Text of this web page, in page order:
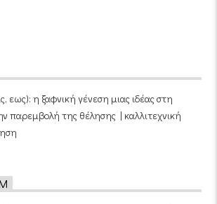
εως): η ξαφνική γένεση μιας ιδέας στη
παρεμβολή της θέλησης | καλλιτεχνική